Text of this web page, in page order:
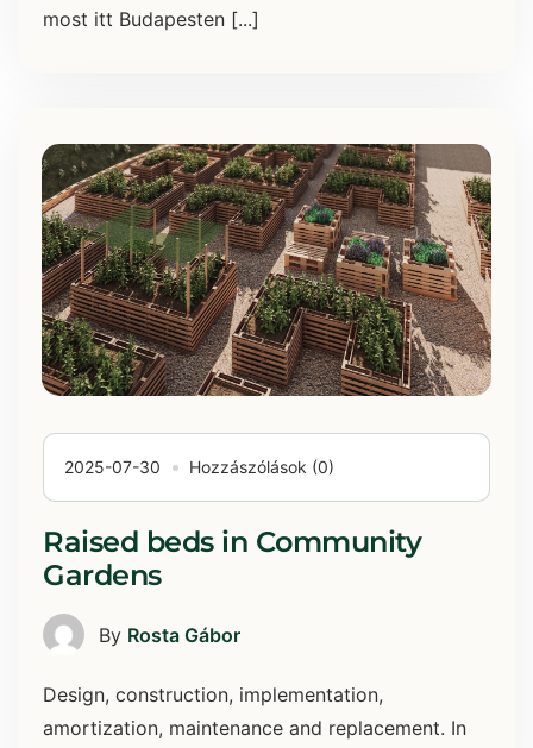
most itt Budapesten [...]
2025-07-30 Hozzászólások (0)
Raised beds in Community
Gardens
By Rosta Gábor
Design, construction, implementation,
amortization, maintenance and replacement. In